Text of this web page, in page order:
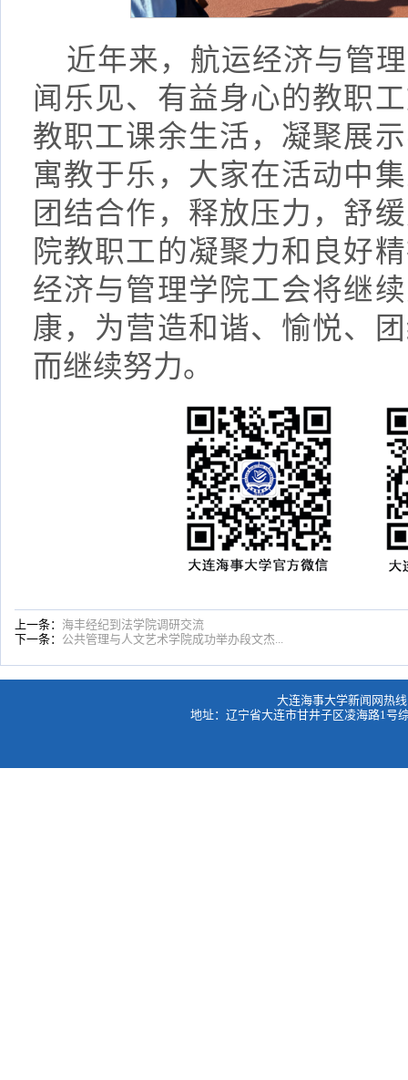
近年来，航运经济与管
闻乐见、有益身心的教职
教职工课余生活，凝聚展
寓教于乐，大家在活动中
团结合作，释放压力，舒
院教职工的凝聚力和良好
经济与管理学院工会将继
康，为营造和谐、愉悦、
而继续努力。
上一条： 海丰经纪到法学院调研交流
下一条： 公共管理与人文艺术学院成功举办段文杰...
大连海事大学新闻网热
地址：辽宁省大连市甘井子区凌海路1号